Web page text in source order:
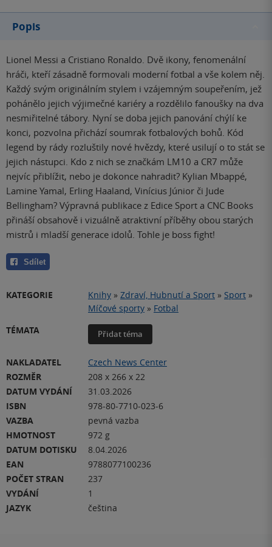
Popis
Lionel Messi a Cristiano Ronaldo. Dvě ikony, fenomenální
hráči, kteří zásadně formovali moderní fotbal a vše kolem něj.
Každý svým originálním stylem i vzájemným soupeřením, jež
pohánělo jejich výjimečné kariéry a rozdělilo fanoušky na dva
nesmiřitelné tábory. Nyní se doba jejich panování chýlí ke
konci, pozvolna přichází soumrak fotbalových bohů. Kód
legend by rády rozluštily nové hvězdy, které usilují o to stát se
jejich nástupci. Kdo z nich se značkám LM10 a CR7 může
nejvíc přiblížit, nebo je dokonce nahradit? Kylian Mbappé,
Lamine Yamal, Erling Haaland, Vinícius Júnior či Jude
Bellingham? Výpravná publikace z Edice Sport a CNC Books
přináší obsahově i vizuálně atraktivní příběhy obou starých
mistrů i mladší generace idolů. Tohle je boss fight!
Sdílet
KATEGORIE Knihy » Zdraví, Hubnutí a Sport » Sport »
Míčové sporty » Fotbal
TÉMATA
Přidat téma
NAKLADATEL
Czech News Center
ROZMĚR
208 x 266 x 22
DATUM VYDÁNÍ
31.03.2026
ISBN
978-80-7710-023-6
VAZBA
pevná vazba
HMOTNOST
972 g
DATUM DOTISKU
8.04.2026
EAN
9788077100236
POČET STRAN
237
VYDÁNÍ
1
JAZYK
čeština